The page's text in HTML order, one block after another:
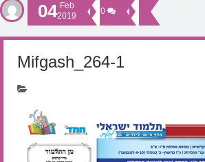
04 Feb
2019
0
Mifgash_264-1